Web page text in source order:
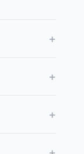
+
+
+